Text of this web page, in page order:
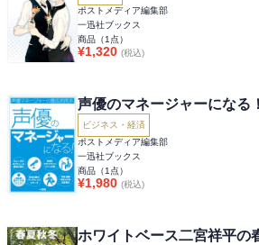
ポストメディア編集部
一迅社ブックス
商品（1 点）
¥1,320 (税込)
声優のマネージャーになる！
ビジネス・経済
ポストメディア編集部
一迅社ブックス
商品（1 点）
¥1,980 (税込)
ホワイトベース二宮祥平の